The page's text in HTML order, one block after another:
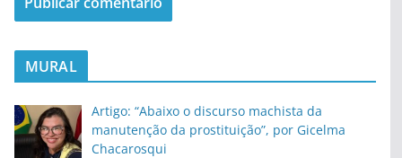
MURAL
Artigo: “Abaixo o discurso machista da
manutenção da prostituição”, por Gicelma
Chacarosqui